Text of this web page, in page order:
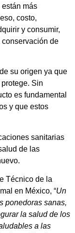
más
costo,
y consumir,
de
su origen ya que
Sin
es fundamental
y que estos
sanitarias
de las
Técnico de la
en México, “Un
ponedoras sanas,
la salud de los
a las